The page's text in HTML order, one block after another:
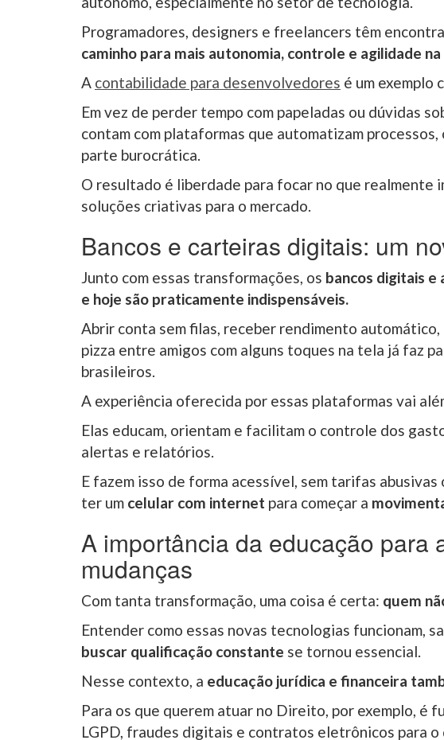
Programadores, designers e freelancers têm
caminho para mais autonomia, controle e agilidade
A contabilidade para desenvolvedores é um exemplo
Em vez de perder tempo com papeladas ou dúvidas
contam com plataformas que automatizam
parte burocrática.
O resultado é liberdade para focar no que realmente
soluções criativas para o mercado.
Bancos e carteiras digitais: um
Junto com essas transformações, os bancos digitais e
e hoje são praticamente indispensáveis.
Abrir conta sem filas, receber rendimento
pizza entre amigos com alguns toques na tela já faz
brasileiros.
A experiência oferecida por essas plataformas vai
Elas educam, orientam e facilitam o controle dos
alertas e relatórios.
E fazem isso de forma acessível, sem tarifas
ter um celular com internet para começar a
A importância da educação para
mudanças
Com tanta transformação, uma coisa é certa: quem
Entender como essas novas tecnologias funcionam,
buscar qualificação constante se tornou essencial.
Nesse contexto, a educação jurídica e financeira
Para os que querem atuar no Direito, por exemplo, é
LGPD, fraudes digitais e contratos eletrônicos para o